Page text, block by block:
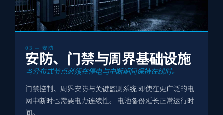
03 — 安防
安防、门禁与周界基础设施
当分布式节点必须在停电与中断期间保持在线时。
门禁控制、周界安防与关键监测系统 即使在更广泛的电
网中断时也需要电力连续性。 电池备份延长正常运行时
间。